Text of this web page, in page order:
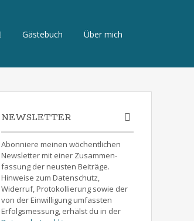
Gästebuch Über mich
NEWSLETTER
Abonniere meinen wöchentlichen
Newsletter mit einer Zusammen-
fassung der neusten Beiträge.
Hinweise zum Datenschutz,
Widerruf, Protokollierung sowie der
von der Einwilligung umfassten
Erfolgsmessung, erhälst du in der